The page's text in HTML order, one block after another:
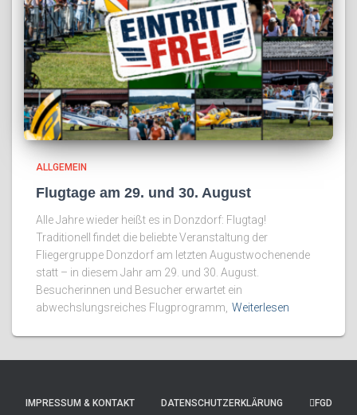
ALLGEMEIN
Flugtage am 29. und 30. August
Alle Jahre wieder heißt es in Donzdorf: Flugtag!
Traditionell findet die beliebte Veranstaltung der
Fliegergruppe Donzdorf am letzten Augustwochenende
statt – in diesem Jahr am 29. und 30. August.
Besucherinnen und Besucher erwartet ein
abwechslungsreiches Flugprogramm, Weiterlesen
IMPRESSUM & KONTAKT DATENSCHUTZERKLÄRUNG FGD